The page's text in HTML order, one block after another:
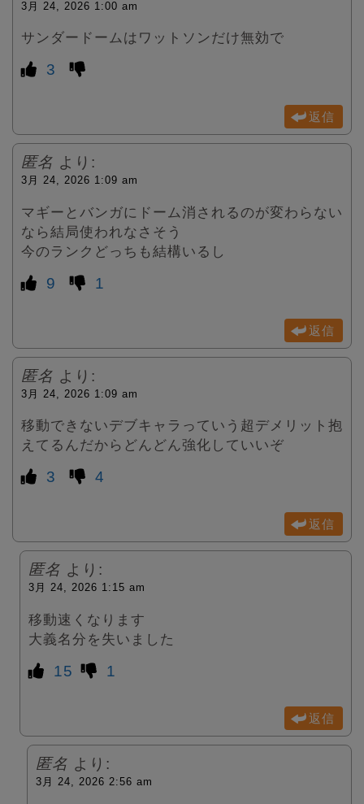
3月 24, 2026 1:00 am
サンダードームはワットソンだけ無効で
3
返信
匿名 より:
3月 24, 2026 1:09 am
マギーとバンガにドーム消されるのが変わらない
なら結局使われなさそう
今のランクどっちも結構いるし
9 1
返信
匿名 より:
3月 24, 2026 1:09 am
移動できないデブキャラっていう超デメリット抱
えてるんだからどんどん強化していいぞ
3 4
返信
匿名 より:
3月 24, 2026 1:15 am
移動速くなります
大義名分を失いました
15 1
返信
匿名 より:
3月 24, 2026 2:56 am